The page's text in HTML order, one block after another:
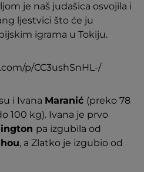
je naš judašica osvojila i
ljestvici što će ju
igrama u Tokiju.
p/CC3ushSnHL-/
i Ivana Maranić (preko 78
100 kg). Ivana je prvo
pa izgubila od
, a Zlatko je izgubio od